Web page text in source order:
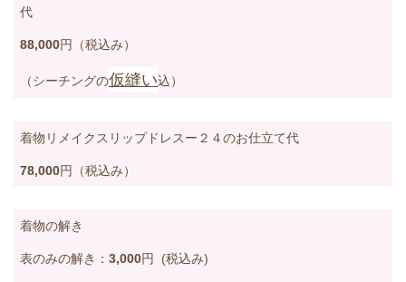
代
88,000円 （税込み）
（シーチングの仮縫い込）
着物リメイクスリップドレスー２４のお仕立て代
78,000円 （税込み）
着物の解き
表のみの解き： 3,000円 (税込み)